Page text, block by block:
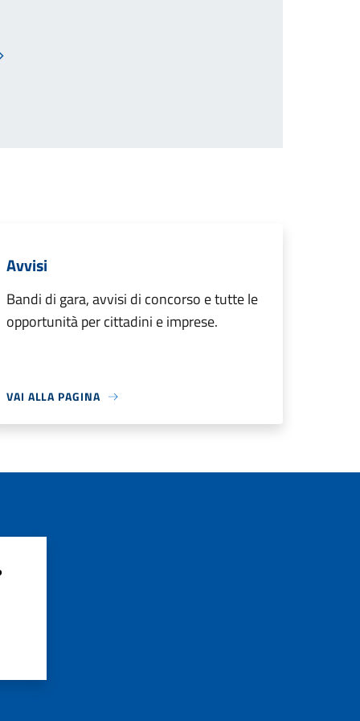
Avvisi
Bandi di gara, avvisi di concorso e tutte le
opportunità per cittadini e imprese.
VAI ALLA PAGINA